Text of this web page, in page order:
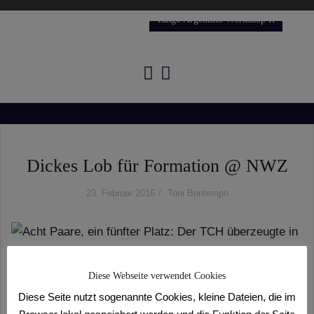
Tango Argentino Workshop II
Dickes Lob für Formation @ NWZ
23. Februar 2016 Toni Bontempo
Acht Paare, ein fünfter Platz: Der TCH überzeugte in
Diese Webseite verwendet Cookies
Diese Seite nutzt sogenannte Cookies, kleine Dateien, die im